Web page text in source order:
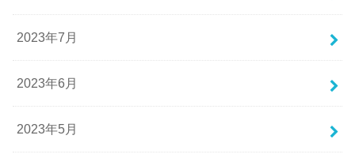
2023年7月
2023年6月
2023年5月